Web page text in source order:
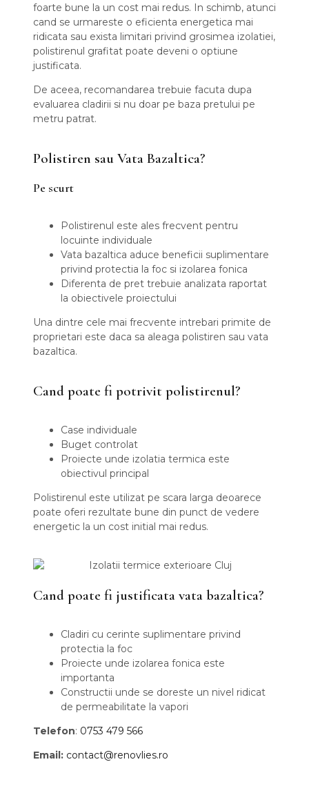
foarte bune la un cost mai redus. In schimb, atunci
cand se urmareste o eficienta energetica mai
ridicata sau exista limitari privind grosimea izolatiei,
polistirenul grafitat poate deveni o optiune
justificata.
De aceea, recomandarea trebuie facuta dupa
evaluarea cladirii si nu doar pe baza pretului pe
metru patrat.
Polistiren sau Vata Bazaltica?
Pe scurt
Polistirenul este ales frecvent pentru
locuinte individuale
Vata bazaltica aduce beneficii suplimentare
privind protectia la foc si izolarea fonica
Diferenta de pret trebuie analizata raportat
la obiectivele proiectului
Una dintre cele mai frecvente intrebari primite de
proprietari este daca sa aleaga polistiren sau vata
bazaltica.
Cand poate fi potrivit polistirenul?
Case individuale
Buget controlat
Proiecte unde izolatia termica este
obiectivul principal
Polistirenul este utilizat pe scara larga deoarece
poate oferi rezultate bune din punct de vedere
energetic la un cost initial mai redus.
Cand poate fi justificata vata bazaltica?
Cladiri cu cerinte suplimentare privind
protectia la foc
Proiecte unde izolarea fonica este
importanta
Constructii unde se doreste un nivel ridicat
de permeabilitate la vapori
Telefon: 0753 479 566
Email: contact@renovlies.ro